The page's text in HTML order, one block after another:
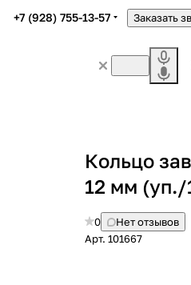
+7 (928) 755-13-57 Заказать
Кольцо
12 мм (уп./
0
Нет отзывов
Арт. 101667